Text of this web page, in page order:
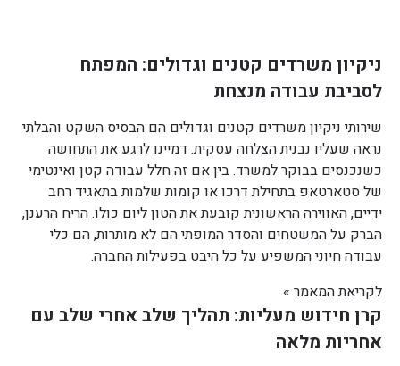
ניקיון משרדים קטנים וגדולים: המפתח
לסביבת עבודה מנצחת
שירותי ניקיון משרדים קטנים וגדולים הם הבסיס השקט והבלתי
נראה שעליו נבנית הצלחה עסקית. דמיינו לרגע את התחושה
כשנכנסים בבוקר למשרד. בין אם זה חלל עבודה קטן ואינטימי
של סטארטאפ בתחילת דרכו או קומות שלמות בתאגיד רחב
ידיים, האווירה הראשונית קובעת את הטון ליום כולו. הריח הרענן,
הברק על המשטחים והסדר המופתי הם לא מותרות, הם כלי
עבודה חיוני המשפיע על כל היבט בפעילות החברה.
לקריאת המאמר »
קרן חידוש מעליות: תהליך שלב אחרי שלב עם
אחריות מלאה